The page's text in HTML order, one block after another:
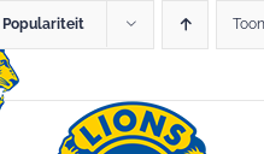
Populariteit Toon